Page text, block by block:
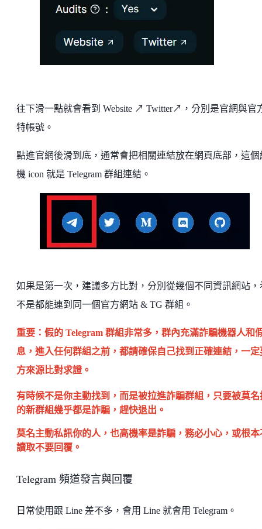
往下滑一點就會看到 Website ↗ Twitter↗，分別是官網與官
特帳號。
點進官網後滑到底，通常會把相關連結放在網頁底部，這個
機 icon 就是 Telegram 群組連結。
如果是第一次，建議多方比對，分別從幾個不同資訊網站，
不是都能連到同一個官方網站 & TG 群組。
重要：假的 Telegram 群組非常多，群內充滿詐騙機器人和
息，進入任何群組之前，都請確保自己找到正確連結，一定
方來源比對求證。
有時候不是你主動找到，而是被拉進詐騙群組，只要被莫名
的新群組幾乎都是詐騙，趕快退出。
莫名主動私訊你的人，也高機率是詐騙，務必小心，或根本
讀取不要回覆。
Telegram 頻道發言與回覆
日常使用跟 Line 差不多，會用 Line 就會用 Telegram。